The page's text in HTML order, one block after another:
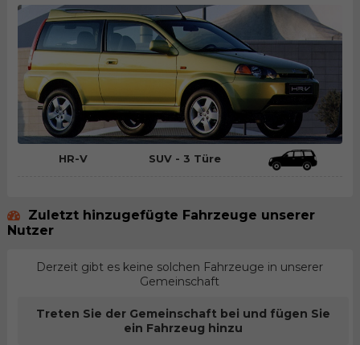
HR-V SUV - 3 Türe
Zuletzt hinzugefügte Fahrzeuge unserer
Nutzer
Derzeit gibt es keine solchen Fahrzeuge in unserer
Gemeinschaft
Treten Sie der Gemeinschaft bei und fügen Sie
ein Fahrzeug hinzu